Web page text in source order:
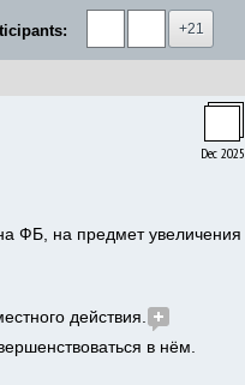
+21
Dec 2025
ФБ, на предмет увеличения
действия.
в нём.